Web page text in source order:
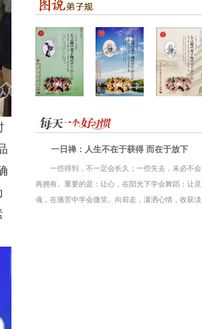
一日禅：人生不在于获得 而在于放下
一些得到，不一定会长久；一些失去，未必不会
再拥有。重要的是：让心，在阳光下学会舞蹈；让灵
魂，在痛苦中学会微笑。向前走，潇洒心情，收获淡